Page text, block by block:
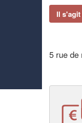
Il
5 rue de